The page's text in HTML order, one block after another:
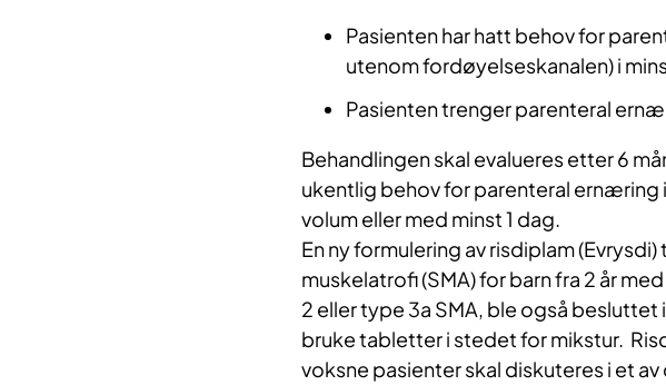
Pasienten har hatt behov for
utenom fordøyelseskanalen) i
Pasienten trenger parenteral
Behandlingen skal evalueres etter 6
ukentlig behov for parenteral ernæring
volum eller med minst 1 dag.
En ny formulering av risdiplam
muskelatrofi (SMA) for barn fra 2 år
2 eller type 3a SMA, ble også besluttet
bruke tabletter i stedet for mikstur.
voksne pasienter skal diskuteres i et